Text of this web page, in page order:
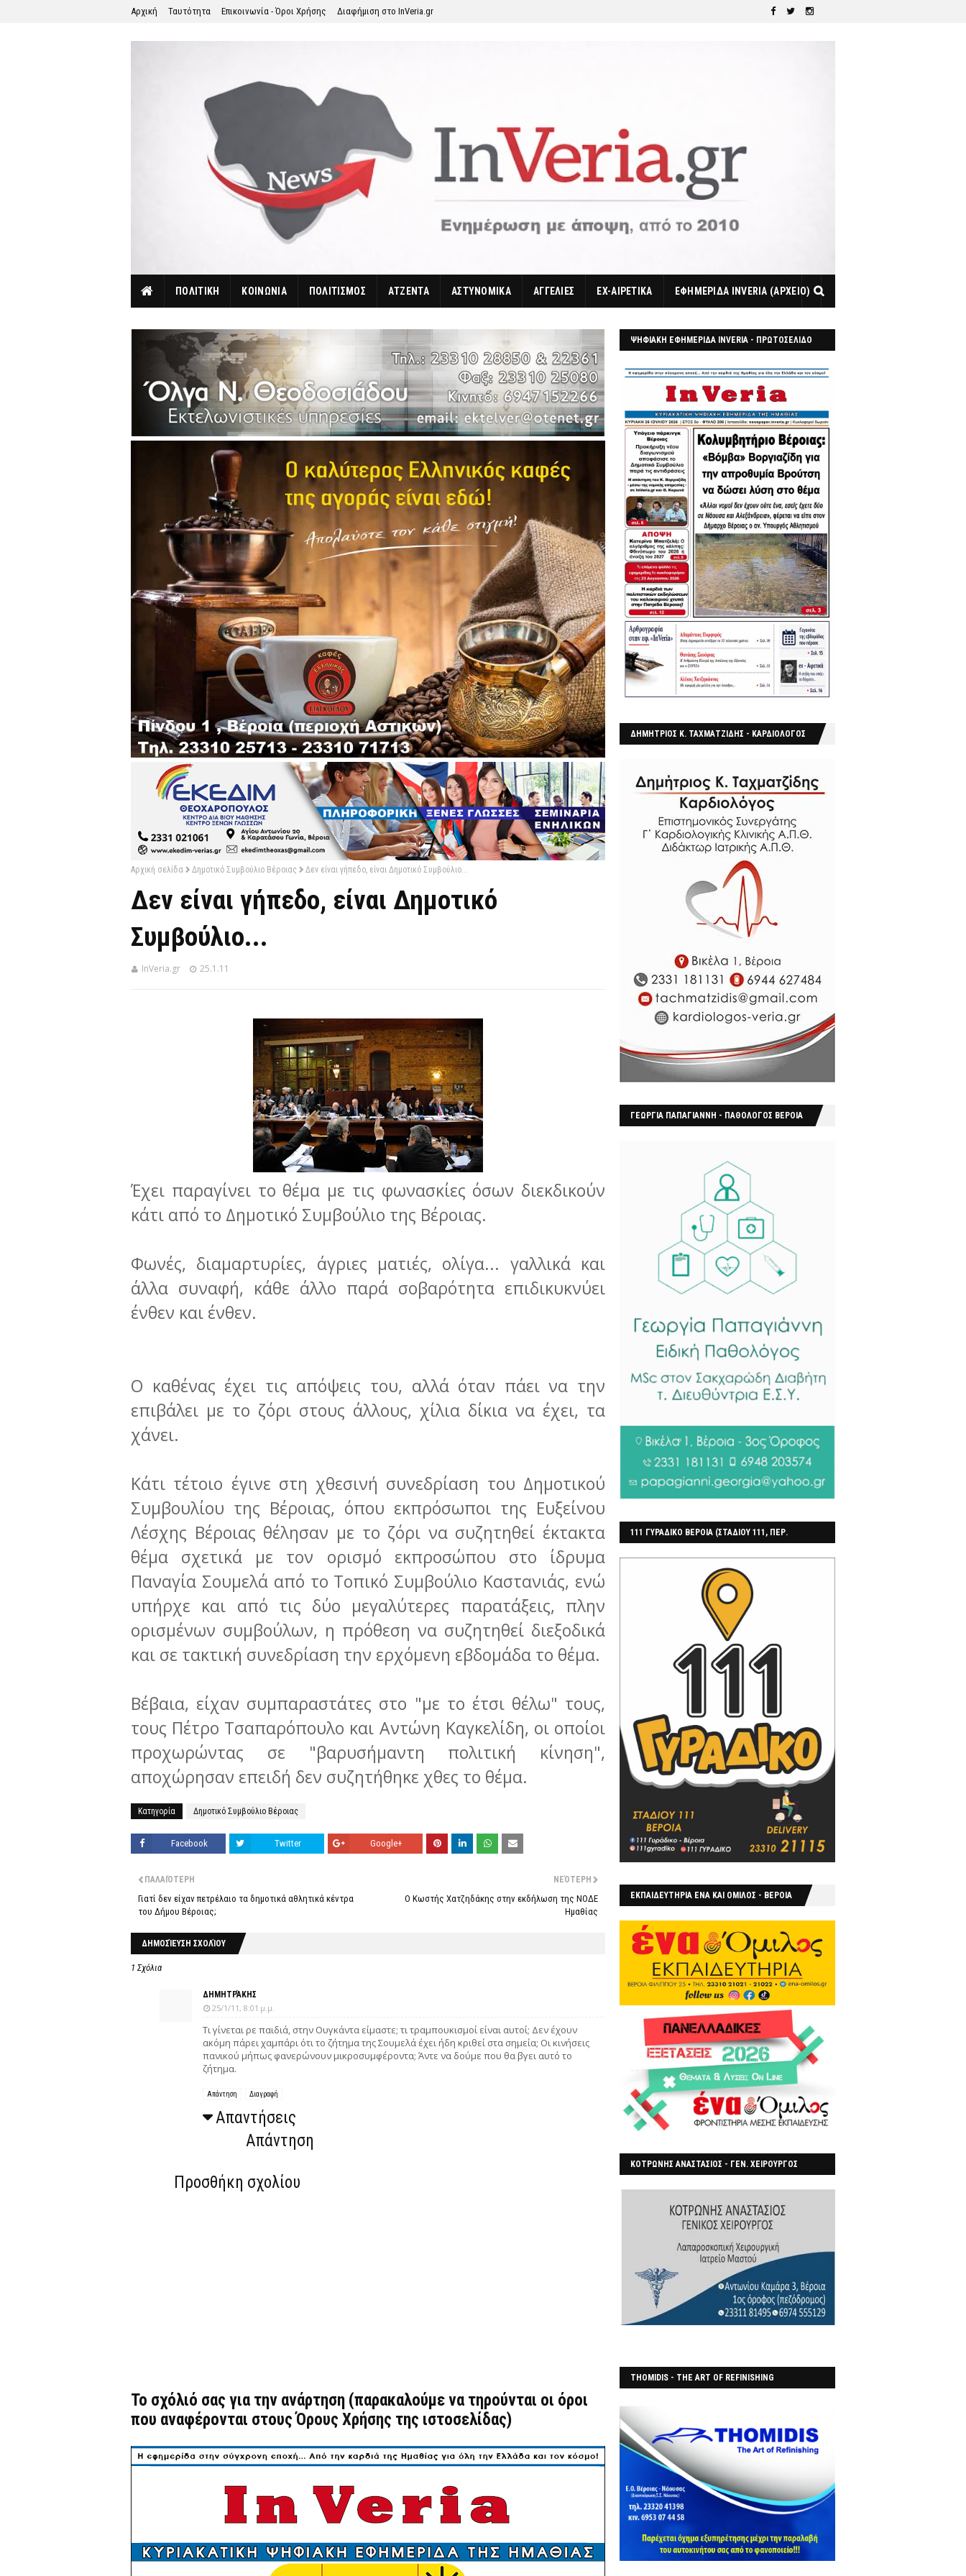
Αρχική Ταυτότητα Επικοινωνία - Όροι Χρήσης Διαφήμιση στο InVeria.gr
ΠΟΛΙΤΙΚΗ ΚΟΙΝΩΝΙΑ ΠΟΛΙΤΙΣΜΟΣ ΑΤΖΕΝΤΑ ΑΣΤΥΝΟΜΙΚΑ ΑΓΓΕΛΙΕΣ EX-ΑΙΡΕΤΙΚΑ ΕΦΗΜΕΡΙΔΑ INVERIA (ΑΡΧΕΙΟ)
Αρχική σελίδα Δημοτικό Συμβούλιο Βέροιας Δεν είναι γήπεδο, είναι Δημοτικό Συμβούλιο...
Δεν είναι γήπεδο, είναι Δημοτικό
Συμβούλιο...
InVeria.gr 25.1.11
Έχει παραγίνει το θέμα με τις φωνασκίες όσων διεκδικούν
κάτι από το Δημοτικό Συμβούλιο της Βέροιας.
Φωνές, διαμαρτυρίες, άγριες ματιές, ολίγα... γαλλικά και
άλλα συναφή, κάθε άλλο παρά σοβαρότητα επιδικυκνύει
ένθεν και ένθεν.
Ο καθένας έχει τις απόψεις του, αλλά όταν πάει να την
επιβάλει με το ζόρι στους άλλους, χίλια δίκια να έχει, τα
χάνει.
Κάτι τέτοιο έγινε στη χθεσινή συνεδρίαση του Δημοτικού
Συμβουλίου της Βέροιας, όπου εκπρόσωποι της Ευξείνου
Λέσχης Βέροιας θέλησαν με το ζόρι να συζητηθεί έκτακτα
θέμα σχετικά με τον ορισμό εκπροσώπου στο ίδρυμα
Παναγία Σουμελά από το Τοπικό Συμβούλιο Καστανιάς, ενώ
υπήρχε και από τις δύο μεγαλύτερες παρατάξεις, πλην
ορισμένων συμβούλων, η πρόθεση να συζητηθεί διεξοδικά
και σε τακτική συνεδρίαση την ερχόμενη εβδομάδα το θέμα.
Βέβαια, είχαν συμπαραστάτες στο "με το έτσι θέλω" τους,
τους Πέτρο Τσαπαρόπουλο και Αντώνη Καγκελίδη, οι οποίοι
προχωρώντας σε "βαρυσήμαντη πολιτική κίνηση",
αποχώρησαν επειδή δεν συζητήθηκε χθες το θέμα.
Κατηγορία Δημοτικό Συμβούλιο Βέροιας
Facebook Twitter Google+
ΝΕΌΤΕΡΗ
Ο Κωστής Χατζηδάκης στην εκδήλωση της ΝΟΔΕ
Ημαθίας
ΠΑΛΑΙΌΤΕΡΗ
Γιατί δεν είχαν πετρέλαιο τα δημοτικά αθλητικά κέντρα
του Δήμου Βέροιας;
ΔΗΜΟΣΊΕΥΣΗ ΣΧΟΛΊΟΥ
1 Σχόλια
ΔΗΜΗΤΡΆΚΗΣ
25/1/11, 8:01 μ.μ.
Τι γίνεται ρε παιδιά, στην Ουγκάντα είμαστε; τι τραμπουκισμοί είναι αυτοί; Δεν έχουν
ακόμη πάρει χαμπάρι ότι το ζήτημα της Σουμελά έχει ήδη κριθεί στα σημεία; Οι κινήσεις
πανικού μήπως φανερώνουν μικροσυμφέροντα; Άντε να δούμε που θα βγει αυτό το
ζήτημα.
Απάντηση Διαγραφή
Απαντήσεις
Απάντηση
Προσθήκη σχολίου
Το σχόλιό σας για την ανάρτηση (παρακαλούμε να τηρούνται οι όροι
που αναφέρονται στουςΌρους Χρήσης της ιστοσελίδας)
ΨΗΦΙΑΚΗ ΕΦΗΜΕΡΙΔΑ INVERIA - ΠΡΩΤΟΣΕΛΙΔΟ
ΔΗΜΗΤΡΙΟΣ Κ. ΤΑΧΜΑΤΖΙΔΗΣ - ΚΑΡΔΙΟΛΟΓΟΣ
ΓΕΩΡΓΙΑ ΠΑΠΑΓΙΑΝΝΗ - ΠΑΘΟΛΟΓΟΣ ΒΕΡΟΙΑ
111 ΓΥΡΑΔΙΚΟ ΒΕΡΟΙΑ (ΣΤΑΔΙΟΥ 111, ΠΕΡ.
ΕΚΠΑΙΔΕΥΤΗΡΙΑ ΕΝΑ ΚΑΙ ΟΜΙΛΟΣ - ΒΕΡΟΙΑ
ΚΟΤΡΩΝΗΣ ΑΝΑΣΤΑΣΙΟΣ - ΓΕΝ. ΧΕΙΡΟΥΡΓΟΣ
THOMIDIS - THE ART OF REFINISHING